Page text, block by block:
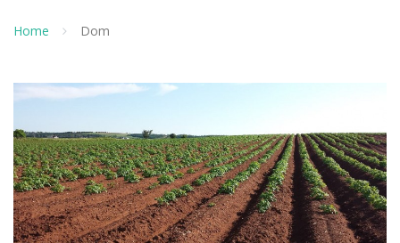
Home Dom